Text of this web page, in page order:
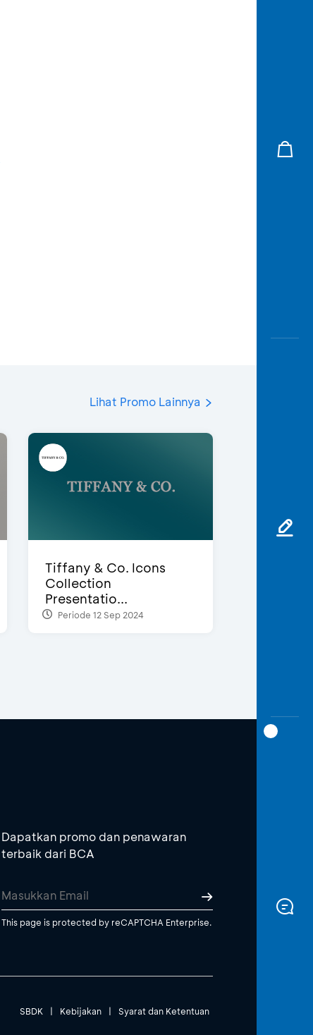
Lihat Promo Lainnya
Tiffany & Co. Icons
Collection
Presentatio...
Periode 12 Sep 2024
Dapatkan promo dan penawaran
terbaik dari BCA
This page is protected by reCAPTCHA Enterprise.
SBDK | Kebijakan | Syarat dan Ketentuan